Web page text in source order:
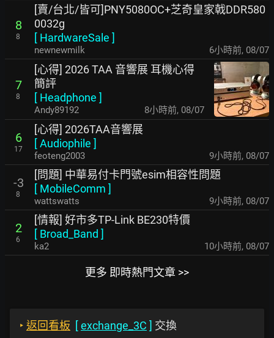
8
8
[賣/台北/皆可]PNY5080OC+芝奇皇家戟DDR580
0032g
[ HardwareSale ]
newnewmilk 6小時前, 08/07
7
8
[心得] 2026 TAA 音響展 耳機心得
簡評
[ Headphone ]
Andy89192 8小時前, 08/07
6
17
[心得] 2026TAA音響展
[Audiophile ]
feoteng2003 9小時前, 08/07
-3
8
[問題] 中華易付卡門號esim相容性問題
[ MobileComm ]
wattswatts 9小時前, 08/07
2
6
[情報] 好市多TP-Link BE230特價
[ Broad_Band ]
ka2 10小時前, 08/07
更多 即時熱門文章 >>
‣ 返回看板 [exchange_3C ] 交換